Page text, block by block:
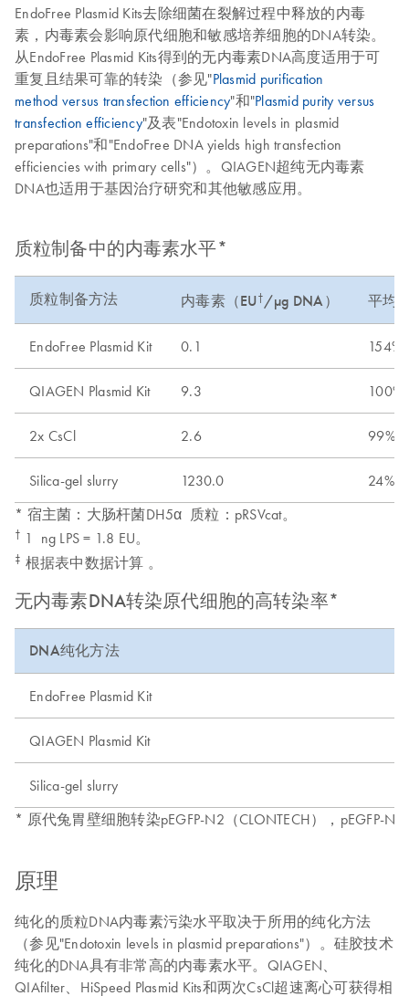
EndoFree Plasmid Kits去除细菌在裂解过程中释放的内毒
素，内毒素会影响原代细胞和敏感培养细胞的DNA转染。
从EndoFree Plasmid Kits得到的无内毒素DNA高度适用于可
重复且结果可靠的转染（参见"Plasmid purification
method versus transfection efficiency"和"Plasmid purity versus
transfection efficiency"及表"Endotoxin levels in plasmid
preparations"和"EndoFree DNA yields high transfection
efficiencies with primary cells"）。QIAGEN超纯无内毒素
DNA也适用于基因治疗研究和其他敏感应用。
质粒制备中的内毒素水平*
质粒制备方法 内毒素（EU†/µg DNA） 平均
EndoFree Plasmid Kit 0.1 154%
QIAGEN Plasmid Kit 9.3 100%
2x CsCl 2.6 99%
Silica-gel slurry 1230.0
24%
* 宿主菌：大肠杆菌DH5α 质粒：pRSVcat。
† 1 ng LPS = 1.8 EU。
‡ 根据表中数据计算 。
无内毒素DNA转染原代细胞的高转染率*
DNA纯化方法
EndoFree Plasmid Kit
QIAGEN Plasmid Kit
Silica-gel slurry
* 原代兔胃壁细胞转染pEGFP-N2（CLONTECH），pEGFP-
原理
纯化的质粒DNA内毒素污染水平取决于所用的纯化方法
（参见"Endotoxin levels in plasmid preparations"）。硅胶技术
纯化的DNA具有非常高的内毒素水平。QIAGEN、
QIAfilter、HiSpeed Plasmid Kits和两次CsCl超速离心可获得相